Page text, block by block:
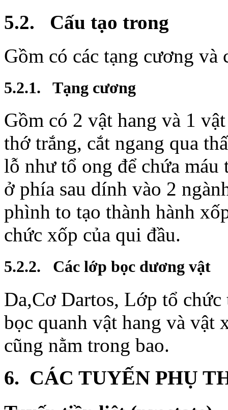
5.2. Cấu tạo trong
Gồm có các tạng cương và
5.2.1. Tạng cương
Gồm có 2 vật hang và 1
thớ trắng, cắt ngang qua
lỗ như tổ ong để chứa
ở phía sau dính vào 2
phình to tạo thành hành
chức xốp của qui đầu.
5.2.2. Các lớp bọc dương vật
Da,Cơ Dartos, Lớp tổ
bọc quanh vật hang và vật
cũng nằm trong bao.
6. CÁC TUYẾN PHỤ